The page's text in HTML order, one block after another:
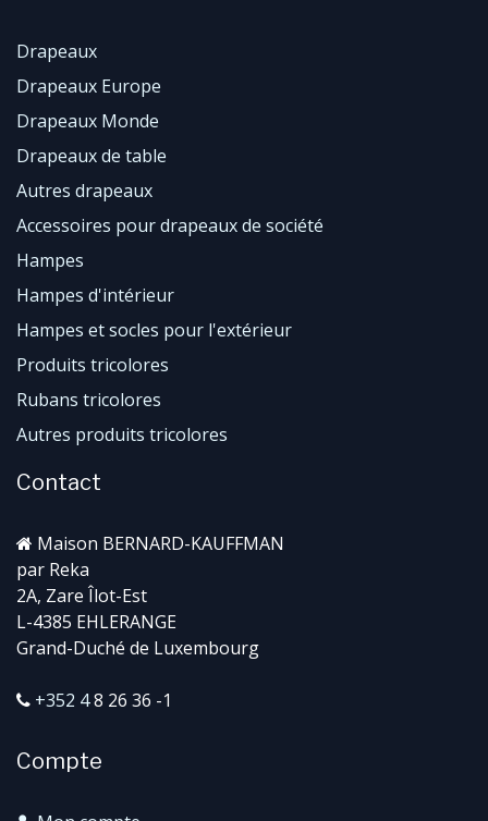
Drapeaux
Drapeaux Europe
Drapeaux Monde
Drapeaux de table
Autres drapeaux
Accessoires pour drapeaux de société
Hampes
Hampes d'intérieur
Hampes et socles pour l'extérieur
Produits tricolores
Rubans tricolores
Autres produits tricolores
Contact
Maison BERNARD-KAUFFMAN
par Reka
2A, Zare Îlot-Est
L-4385 EHLERANGE
Grand-Duché de Luxembourg
+352 48 26 36 -1
Compte